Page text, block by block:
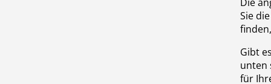
Sie
Gibt
unten
für